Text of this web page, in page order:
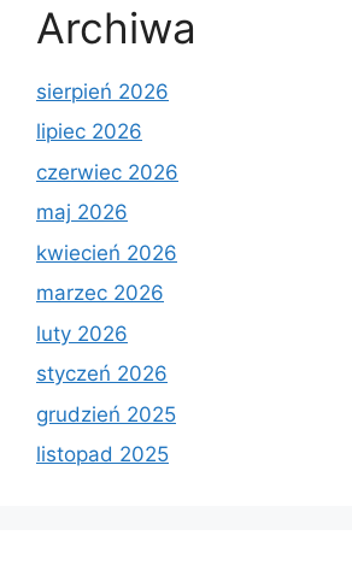
Archiwa
sierpień 2026
lipiec 2026
czerwiec 2026
maj 2026
kwiecień 2026
marzec 2026
luty 2026
styczeń 2026
grudzień 2025
listopad 2025